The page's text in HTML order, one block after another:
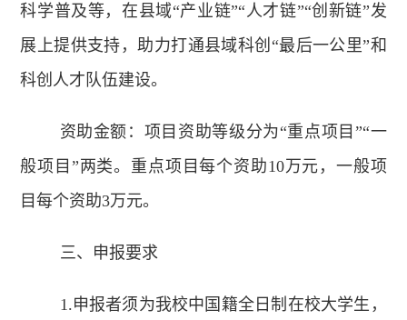
科学普及等，在县域“产业链”“人才链”“创新链”发
展上提供支持，助力打通县域科创“最后一公里”和
科创人才队伍建设。
资助金额：项目资助等级分为“重点项目”“一
般项目”两类。重点项目每个资助10万元，一般项
目每个资助3万元。
三、申报要求
1.申报者须为我校中国籍全日制在校大学生，